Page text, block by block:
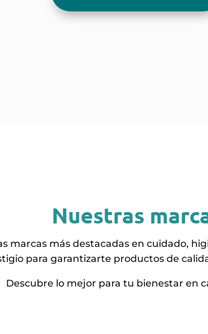
Nuestras
marcas más destacadas en cuidado,
para garantizarte productos de
Descubre lo mejor para tu bienestar en